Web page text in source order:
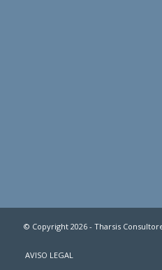
© Copyright 2026 - Tharsis
AVISO LEGAL